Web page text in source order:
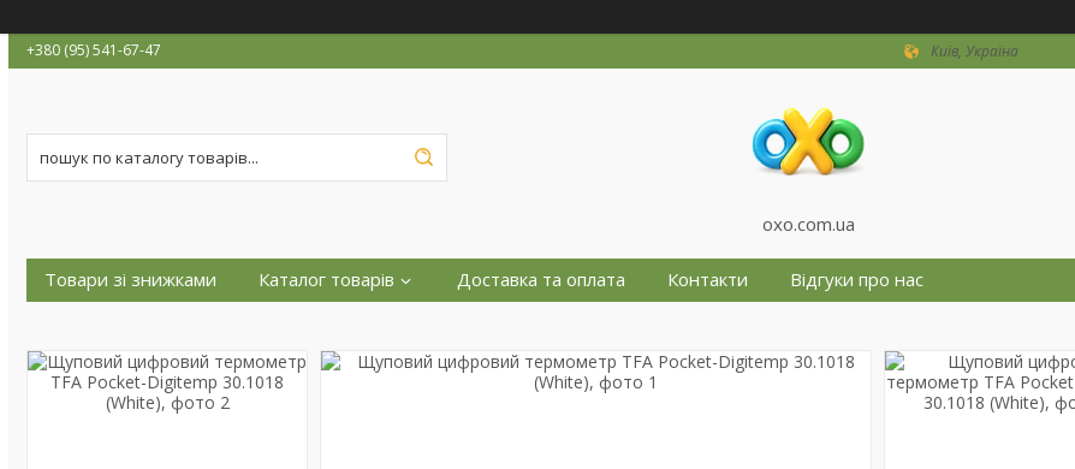
+380 (95) 541-67-47
Київ, Україна
oxo.com.ua
Товари зі знижками Каталог товарів Доставка та оплата Контакти Відгуки про нас